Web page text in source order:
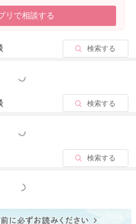
す。
リで相談する
検索する
もっと見る
検索する
もっと見る
検索する
もっと見る